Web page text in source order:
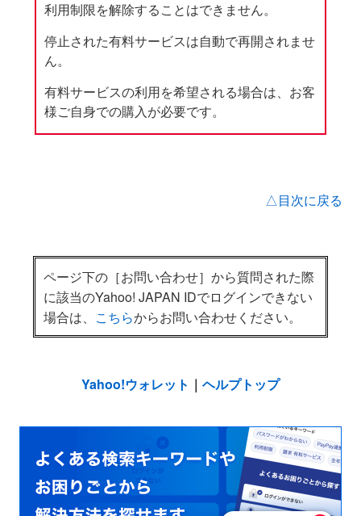
利用制限を解除することはできません。
停止された有料サービスは自動で再開されませ
ん。
有料サービスの利用を希望される場合は、お客
様ご自身での購入が必要です。
△目次に戻る
ページ下の［お問い合わせ］から質問された際
に該当のYahoo! JAPAN IDでログインできない
場合は、 こちらからお問い合わせください。
Yahoo!ウォレット ｜ ヘルプトップ